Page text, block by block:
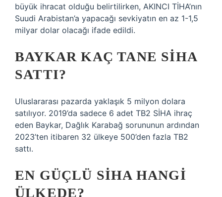
büyük ihracat olduğu belirtilirken, AKINCI TİHA’nın
Suudi Arabistan’a yapacağı sevkiyatın en az 1-1,5
milyar dolar olacağı ifade edildi.
BAYKAR KAÇ TANE SİHA
SATTI?
Uluslararası pazarda yaklaşık 5 milyon dolara
satılıyor. 2019’da sadece 6 adet TB2 SİHA ihraç
eden Baykar, Dağlık Karabağ sorununun ardından
2023’ten itibaren 32 ülkeye 500’den fazla TB2
sattı.
EN GÜÇLÜ SİHA HANGI
ÜLKEDE?